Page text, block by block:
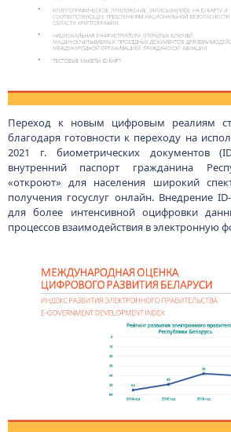
Переход к новым цифровым реалиям
благодаря готовности к переходу на
2021 г. биометрических документов
внутренний паспорт гражданина
«откроют» для населения широкий
получения госуслуг онлайн. Внедрение
для более интенсивной оцифровки
процессов взаимодействия в электронную